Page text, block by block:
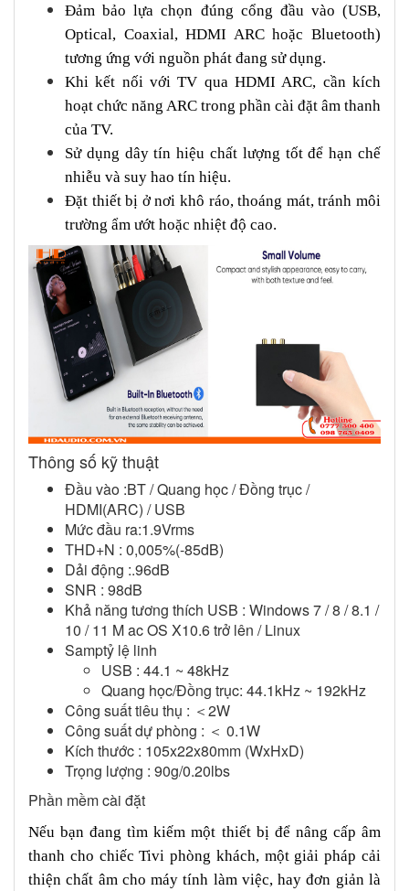
Đảm bảo lựa chọn đúng cổng đầu vào (USB,
Optical, Coaxial, HDMI ARC hoặc Bluetooth)
tương ứng với nguồn phát đang sử dụng.
Khi kết nối với TV qua HDMI ARC, cần kích
hoạt chức năng ARC trong phần cài đặt âm thanh
của TV.
Sử dụng dây tín hiệu chất lượng tốt để hạn chế
nhiễu và suy hao tín hiệu.
Đặt thiết bị ở nơi khô ráo, thoáng mát, tránh môi
trường ẩm ướt hoặc nhiệt độ cao.
Thông số kỹ thuật
Đầu vào :BT / Quang học / Đồng trục /
HDMI(ARC) / USB
Mức đầu ra:1.9Vrms
THD+N : 0,005%(-85dB)
Dải động :.96dB
SNR : 98dB
Khả năng tương thích USB : Windows 7 / 8 / 8.1 /
10 / 11 M ac OS X10.6 trở lên / Linux
Samptỷ lệ linh
USB : 44.1 ~ 48kHz
Quang học/Đồng trục: 44.1kHz ~ 192kHz
Công suất tiêu thụ : ＜2W
Công suất dự phòng : ＜ 0.1W
Kích thước : 105x22x80mm (WxHxD)
Trọng lượng : 90g/0.20lbs
Phần mềm cài đặt
Nếu bạn đang tìm kiếm một thiết bị để nâng cấp âm
thanh cho chiếc Tivi phòng khách, một giải pháp cải
thiện chất âm cho máy tính làm việc, hay đơn giản là